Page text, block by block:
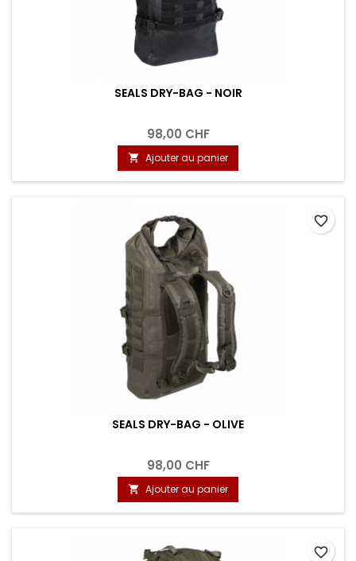
SEALS DRY-BAG - NOIR
98,00 CHF
 Ajouter au panier
SEALS DRY-BAG - OLIVE
98,00 CHF
 Ajouter au panier
favorite_border
favorite_border